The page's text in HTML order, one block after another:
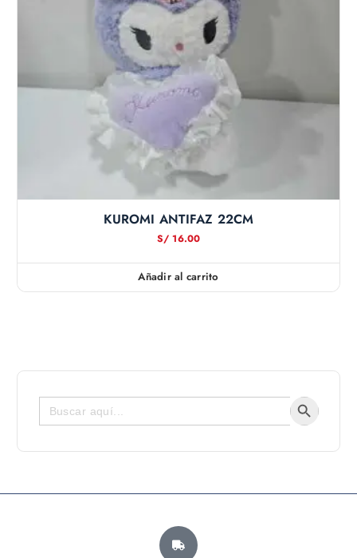
KUROMI ANTIFAZ 22CM
S/ 16.00
Añadir al carrito
Buscar: Botón de